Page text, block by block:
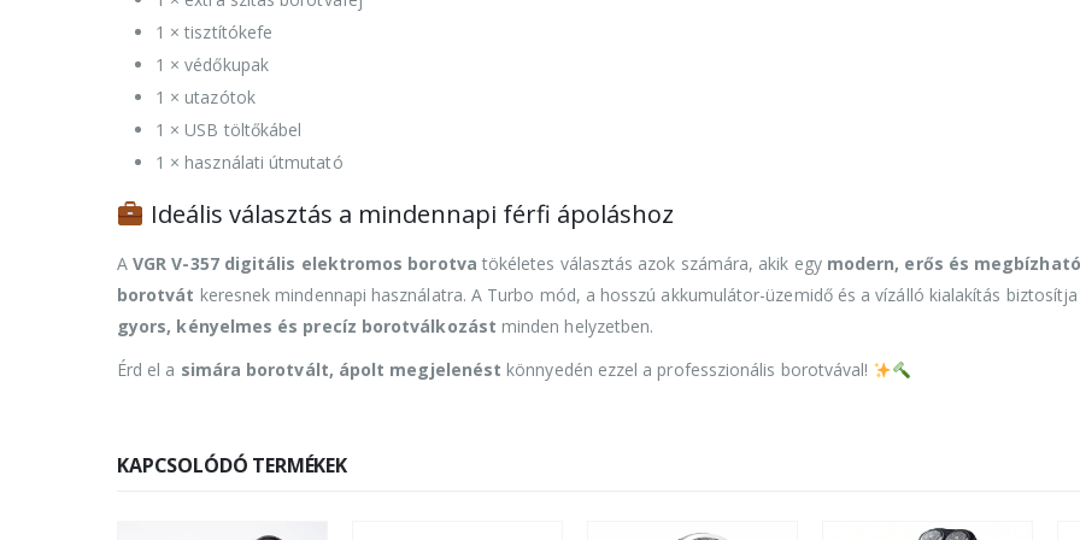
1 × tisztítókefe
1 × védőkupak
1 × utazótok
1 × USB töltőkábel
1 × használati útmutató
Ideális választás a mindennapi férfi ápoláshoz
AVGR V-357 digitális elektromos borotva tökéletes választás azok számára, akik egy modern, erős és megbízható
borotvát keresnek mindennapi használatra. A Turbo mód, a hosszú akkumulátor-üzemidő és a vízálló kialakítás
gyors, kényelmes és precíz borotválkozást minden helyzetben.
Érd el a simára borotvált, ápolt megjelenést könnyedén ezzel a professzionális borotvával!
KAPCSOLÓDÓ TERMÉKEK